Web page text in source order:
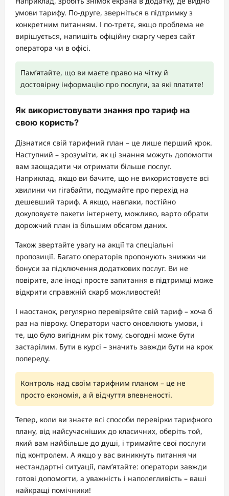
умови тарифу. По-друге, зверніться в підтримку з
конкретним питанням. І по-третє, якщо проблема не
вирішується, напишіть офіційну скаргу через сайт
оператора чи в офісі.
Пам’ятайте, що ви маєте право на чітку й
достовірну інформацію про послуги, за які платите!
Як використовувати знання про тариф на
свою користь?
Дізнатися свій тарифний план – це лише перший крок.
Наступний – зрозуміти, як ці знання можуть допомогти
вам заощадити чи отримати більше послуг.
Наприклад, якщо ви бачите, що не використовуєте всі
хвилини чи гігабайти, подумайте про перехід на
дешевший тариф. А якщо, навпаки, постійно
докуповуєте пакети інтернету, можливо, варто обрати
дорожчий план із більшим обсягом даних.
Також звертайте увагу на акції та спеціальні
пропозиції. Багато операторів пропонують знижки чи
бонуси за підключення додаткових послуг. Ви не
повірите, але іноді просте запитання в підтримці може
відкрити справжній скарб можливостей!
І наостанок, регулярно перевіряйте свій тариф – хоча б
раз на півроку. Оператори часто оновлюють умови, і
те, що було вигідним рік тому, сьогодні може бути
застарілим. Бути в курсі – значить завжди бути на крок
попереду.
Контроль над своїм тарифним планом – це не
просто економія, а й відчуття впевненості.
Тепер, коли ви знаєте всі способи перевірки тарифного
плану, від найсучасніших до класичних, оберіть той,
який вам найбільше до душі, і тримайте свої послуги
під контролем. А якщо у вас виникнуть питання чи
нестандартні ситуації, пам’ятайте: оператори завжди
готові допомогти, а уважність і наполегливість – ваші
найкращі помічники!